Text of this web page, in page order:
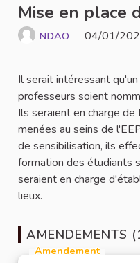
Mise en place
NDAO 04/01/
Il serait intéressant
professeurs soient
Ils seraient en charge
menées au seins de
de sensibilisation, ils
formation des étudiants
seraient en charge
lieux.
AMENDEMENTS
Amendement